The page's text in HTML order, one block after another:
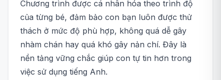
Chương trình được cá nhân hóa theo trình độ
của từng bé, đảm bảo con bạn luôn được thử
thách ở mức độ phù hợp, không quá dễ gây
nhàm chán hay quá khó gây nản chí. Đây là
nền tảng vững chắc giúp con tự tin hơn trong
việc sử dụng tiếng Anh.